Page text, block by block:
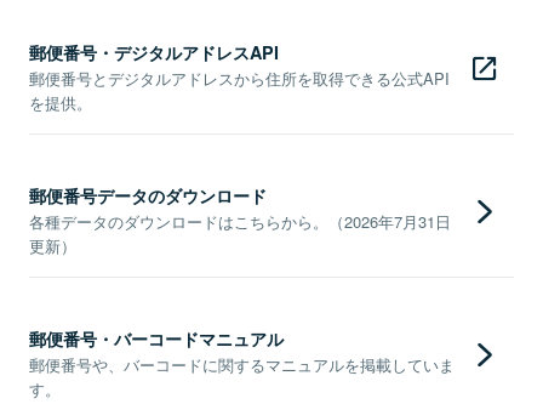
郵便番号・デジタルアドレスAPI
郵便番号とデジタルアドレスから住所を取得できる公式API
を提供。
郵便番号データのダウンロード
各種データのダウンロードはこちらから。（2026年7月31日
更新）
郵便番号・バーコードマニュアル
郵便番号や、バーコードに関するマニュアルを掲載していま
す。